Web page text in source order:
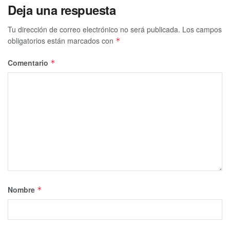
Deja una respuesta
Tu dirección de correo electrónico no será publicada. Los campos
obligatorios están marcados con *
Comentario *
Nombre *